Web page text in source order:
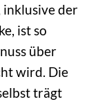
inklusive der
ist so
über
wird. Die
trägt